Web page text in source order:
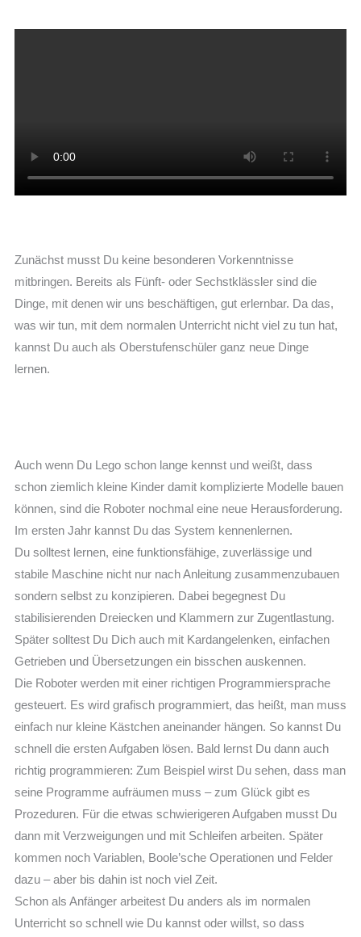
Zunächst musst Du keine besonderen Vorkenntnisse
mitbringen. Bereits als Fünft- oder Sechstklässler sind die
Dinge, mit denen wir uns beschäftigen, gut erlernbar. Da das,
was wir tun, mit dem normalen Unterricht nicht viel zu tun hat,
kannst Du auch als Oberstufenschüler ganz neue Dinge
lernen.
Auch wenn Du Lego schon lange kennst und weißt, dass
schon ziemlich kleine Kinder damit komplizierte Modelle bauen
können, sind die Roboter nochmal eine neue Herausforderung.
Im ersten Jahr kannst Du das System kennenlernen.
Du solltest lernen, eine funktionsfähige, zuverlässige und
stabile Maschine nicht nur nach Anleitung zusammenzubauen
sondern selbst zu konzipieren. Dabei begegnest Du
stabilisierenden Dreiecken und Klammern zur Zugentlastung.
Später solltest Du Dich auch mit Kardangelenken, einfachen
Getrieben und Übersetzungen ein bisschen auskennen.
Die Roboter werden mit einer richtigen Programmiersprache
gesteuert. Es wird grafisch programmiert, das heißt, man muss
einfach nur kleine Kästchen aneinander hängen. So kannst Du
schnell die ersten Aufgaben lösen. Bald lernst Du dann auch
richtig programmieren: Zum Beispiel wirst Du sehen, dass man
seine Programme aufräumen muss – zum Glück gibt es
Prozeduren. Für die etwas schwierigeren Aufgaben musst Du
dann mit Verzweigungen und mit Schleifen arbeiten. Später
kommen noch Variablen, Boole’sche Operationen und Felder
dazu – aber bis dahin ist noch viel Zeit.
Schon als Anfänger arbeitest Du anders als im normalen
Unterricht so schnell wie Du kannst oder willst, so dass